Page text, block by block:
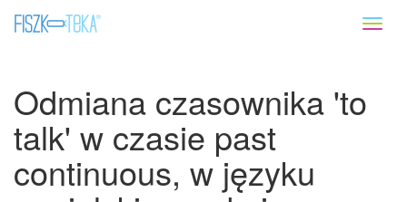
Odmiana czasownika 'to
talk' w czasie past
continuous, w języku